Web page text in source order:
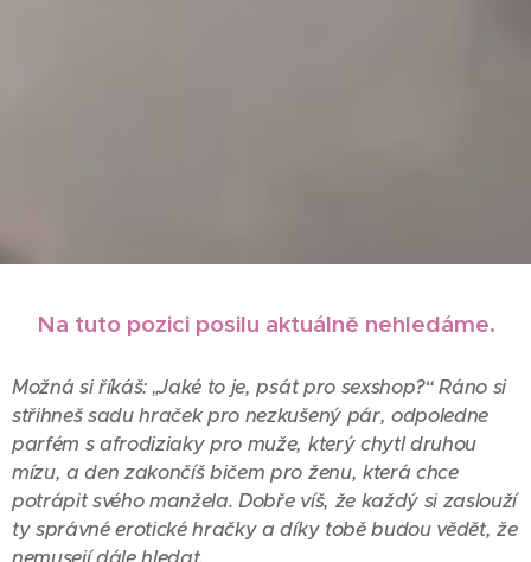
Na tuto pozici posilu aktuálně nehledáme.
Možná si říkáš: „Jaké to je, psát pro sexshop?“Ráno si
střihneš sadu hraček pro nezkušený pár, odpoledne
parfém s afrodiziaky pro muže, který chytl druhou
mízu, a den zakončíš bičem pro ženu, která chce
potrápit svého manžela. Dobře víš, že každý si zaslouží
ty správné erotické hračky a díky tobě budou vědět, že